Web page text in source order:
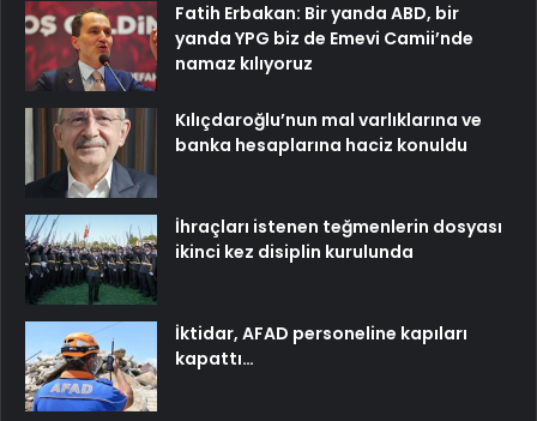
Fatih Erbakan: Bir yanda ABD, bir
yanda YPG biz de Emevi Camii’nde
namaz kılıyoruz
Kılıçdaroğlu’nun mal varlıklarına ve
banka hesaplarına haciz konuldu
İhraçları istenen teğmenlerin dosyası
ikinci kez disiplin kurulunda
İktidar, AFAD personeline kapıları
kapattı…